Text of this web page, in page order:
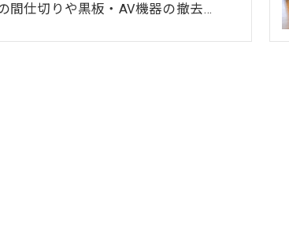
間仕切りや黒板・AV機器の撤去…